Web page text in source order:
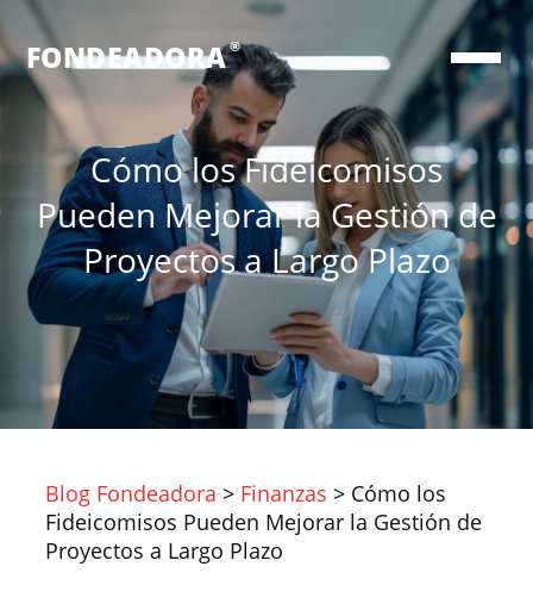
FONDEADORA®
Cómo los Fideicomisos
Pueden Mejorar la Gestión de
Proyectos a Largo Plazo
Blog Fondeadora > Finanzas > Cómo los
Fideicomisos Pueden Mejorar la Gestión de
Proyectos a Largo Plazo